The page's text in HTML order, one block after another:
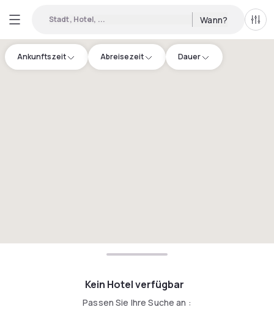
Stadt, Hotel, ... Wann? Alle
Ankunftszeit Abreisezeit Dauer
Kein Hotel verfügbar
Passen Sie Ihre Suche an :